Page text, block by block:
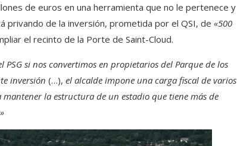
de euros en una herramienta que no le pertenece y
privando de la inversión, prometida por el QSI, de «500
el recinto de la Porte de Saint-Cloud.
si nos convertimos en propietarios del Parque de los
inversión (…), el alcalde impone una carga fiscal de varios
mantener la estructura de un estadio que tiene más de